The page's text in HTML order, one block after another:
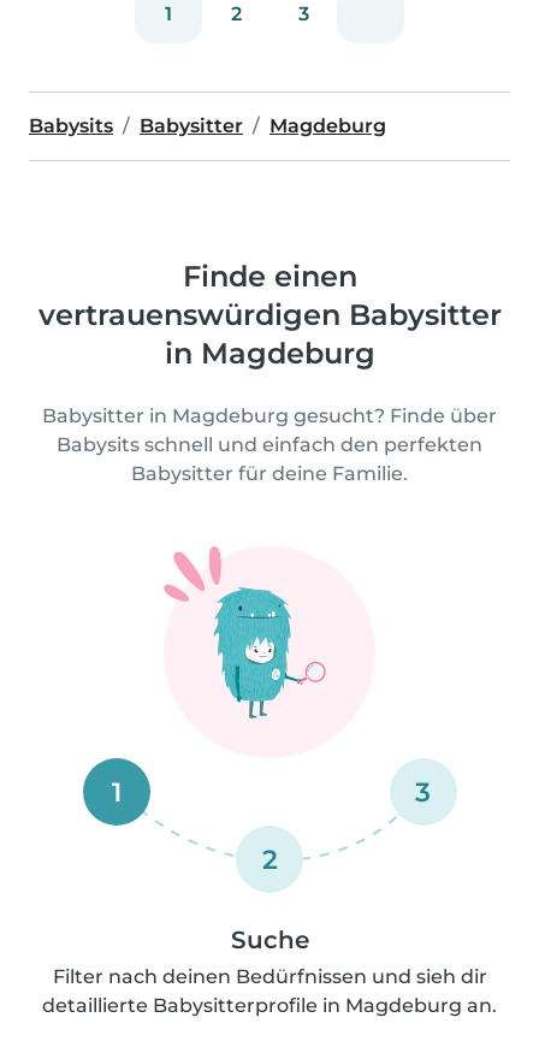
1 2 3
Babysits Babysitter Magdeburg
Finde einen
vertrauenswürdigen Babysitter
in Magdeburg
Babysitter in Magdeburg gesucht? Finde über
Babysits schnell und einfach den perfekten
Babysitter für deine Familie.
1
2
3
Suche
Filter nach deinen Bedürfnissen und sieh dir
detaillierte Babysitterprofile in Magdeburg an.